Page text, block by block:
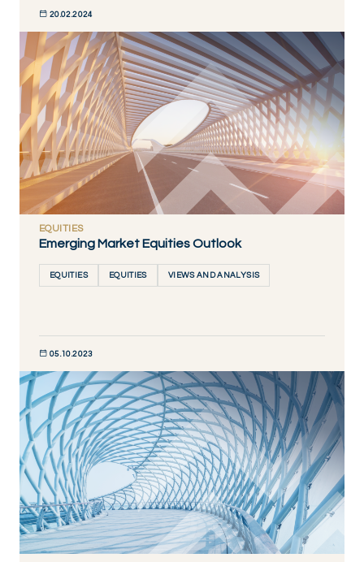
20.02.2024
DÉCOUVRIR MAINTENANT
EQUITIES
Emerging Market Equities Outlook
EQUITIES EQUITIES VIEWS AND ANALYSIS
05.10.2023
DÉCOUVRIR MAINTENANT